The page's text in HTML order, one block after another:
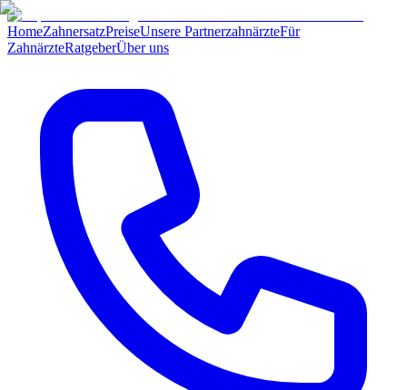
HomeZahnersatzPreiseUnsere PartnerzahnärzteFür
ZahnärzteRatgeberÜber uns